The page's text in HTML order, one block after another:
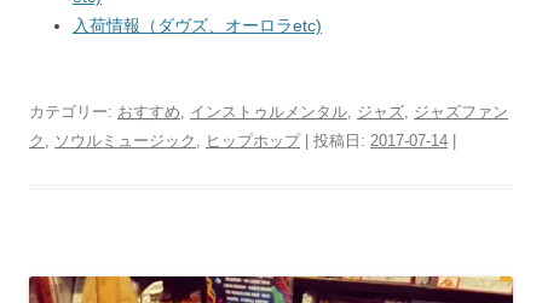
入荷情報（ダヴズ、オーロラetc)
カテゴリー: おすすめ, インストゥルメンタル, ジャズ, ジャズファン
ク , ソウルミュージック , ヒップホップ| 投稿日: 2017-07-14